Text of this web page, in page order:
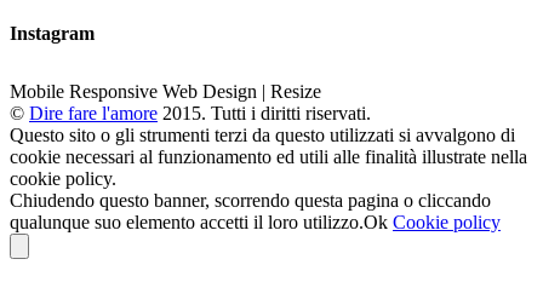
Instagram
Mobile Responsive Web Design | Resize
© Dire fare l'amore 2015. Tutti i diritti riservati.
Questo sito o gli strumenti terzi da questo utilizzati si avvalgono di
cookie necessari al funzionamento ed utili alle finalità illustrate nella
cookie policy.
Chiudendo questo banner, scorrendo questa pagina o cliccando
qualunque suo elemento accetti il loro utilizzo.Ok Cookie policy